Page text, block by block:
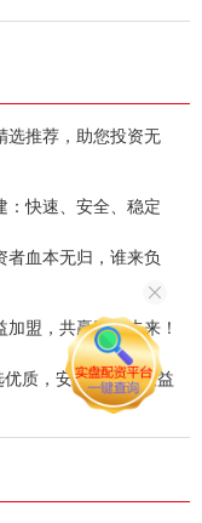
选推荐，助您投资无
：快速、安全、稳定
者血本无归，谁来负
盟，共赢财富未来！
质，安全可靠，收益